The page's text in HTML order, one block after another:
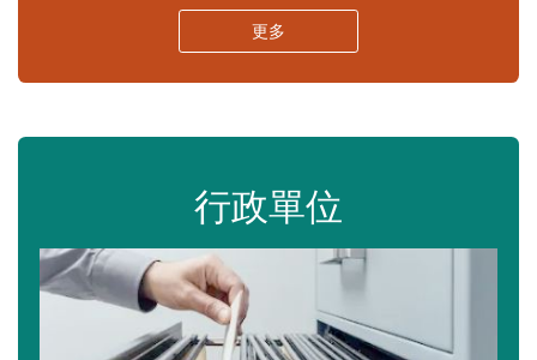
更多
行政單位